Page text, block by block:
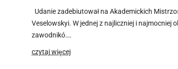
Udanie zadebiutował na Akademickich
Veselowskyi. W jednej z najliczniej i
zawodnikó….
czytaj więcej